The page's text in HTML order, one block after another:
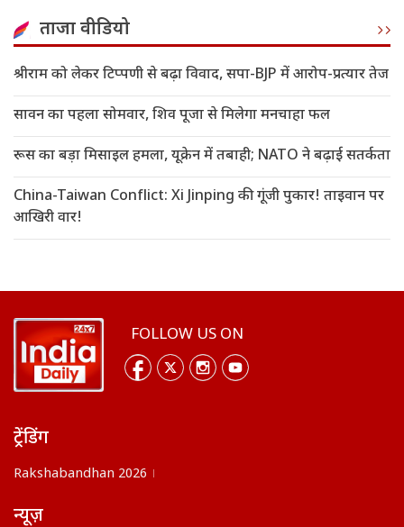
ताजा वीडियो
श्रीराम को लेकर टिप्पणी से बढ़ा विवाद, सपा-BJP में आरोप-प्रत्यार तेज
सावन का पहला सोमवार, शिव पूजा से मिलेगा मनचाहा फल
रूस का बड़ा मिसाइल हमला, यूक्रेन में तबाही; NATO ने बढ़ाई सतर्कता
China-Taiwan Conflict: Xi Jinping की गूंजी पुकार! ताइवान पर
आखिरी वार!
FOLLOW US ON
ट्रेंडिंग
Rakshabandhan 2026
न्यूज़